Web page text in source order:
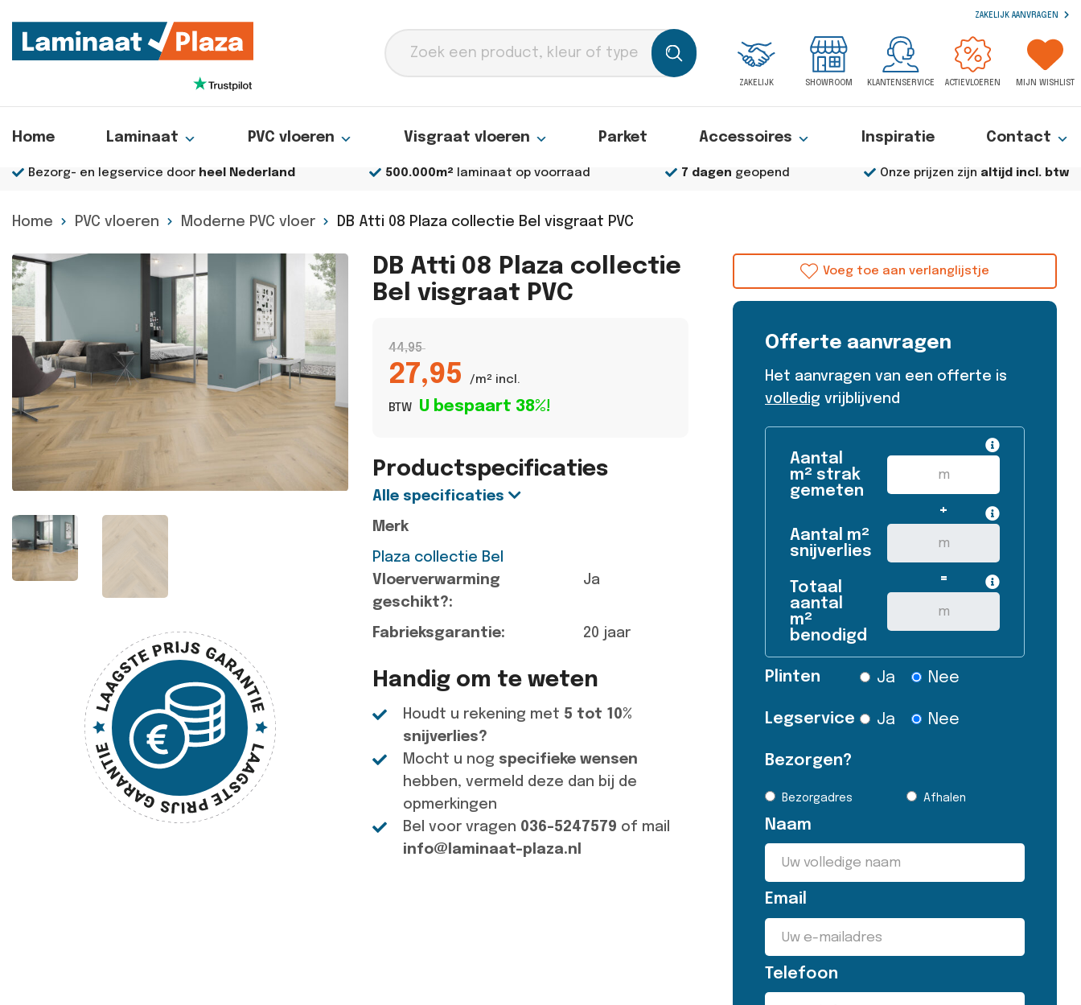
Producten
zoeken
ZAKELIJK AANVRAGEN
ZAKELIJK SHOWROOM KLANTENSERVICE ACTIEVLOEREN MIJN WISHLIST
Home Laminaat PVC vloeren Visgraat vloeren Parket Accessoires Inspiratie Contact
Bezorg- en legservice door heel Nederland 500.000m² laminaat op voorraad 7 dagen geopend Onze prijzen zijn altijd incl. btw
Home PVC vloeren Moderne PVC vloer DB Atti 08 Plaza collectie Bel visgraat PVC
DB Atti 08 Plaza collectie
Bel visgraat PVC
44,95
27,95 /m² incl.
BTW U bespaart 38%!
Productspecificaties
Alle specificaties
Merk
Plaza collectie Bel
Vloerverwarming
geschikt?:
Ja
Fabrieksgarantie: 20 jaar
Handig om te weten
Houdt u rekening met 5 tot 10%
snijverlies?
Mocht u nog specifieke wensen
hebben, vermeld deze dan bij de
opmerkingen
Bel voor vragen 036-5247579 of mail
info@laminaat-plaza.nl
Voeg toe aan verlanglijstje
Offerte aanvragen
Het aanvragen van een offerte is
volledigvrijblijvend
Aantal
m² strak
gemeten
+
Aantal m²
snijverlies
=
Totaal
aantal
m²
benodigd
Plinten Ja Nee
Legservice Ja Nee
Bezorgen?
Bezorgadres Afhalen
Naam
Email
Telefoon